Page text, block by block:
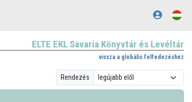
ELTE EKL Savaria Könyvtár és Levéltár
vissza a globális felfedezéshez
Rendezés